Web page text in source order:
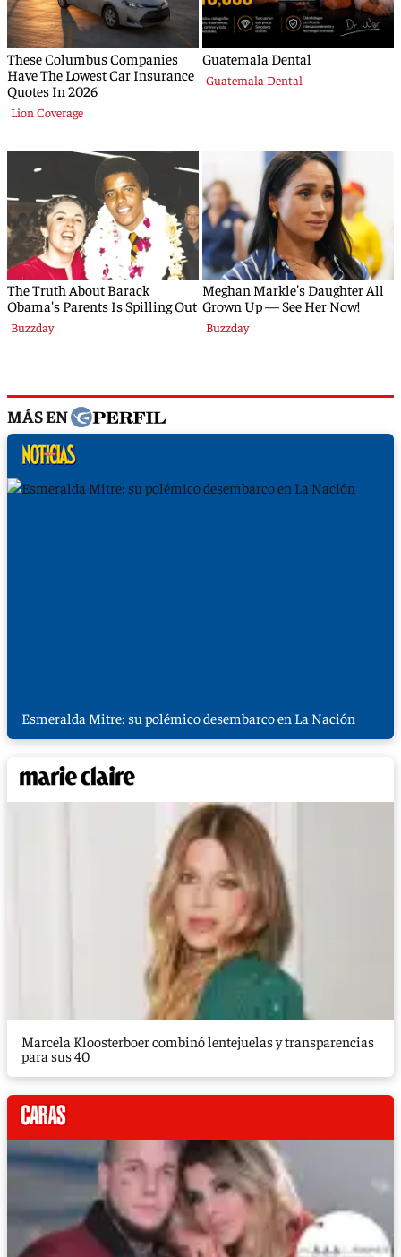
MÁS EN
Esmeralda Mitre: su polémico desembarco en La Nación
Marcela Kloosterboer combinó lentejuelas y transparencias
para sus 40